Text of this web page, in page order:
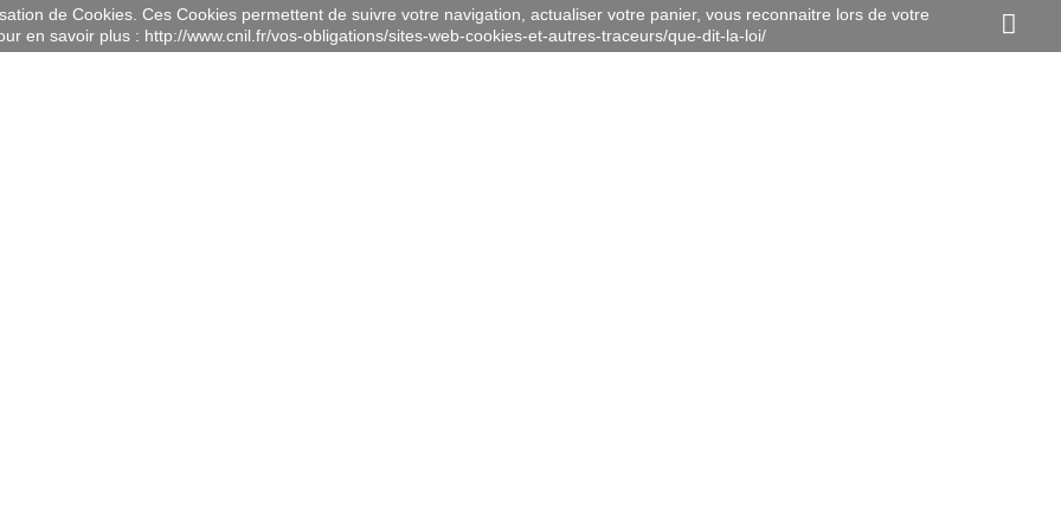
de Cookies. Ces Cookies permettent de suivre votre navigation, actualiser votre panier, vous reconnaitre lors de votre
en savoir plus : http://www.cnil.fr/vos-obligations/sites-web-cookies-et-autres-traceurs/que-dit-la-loi/